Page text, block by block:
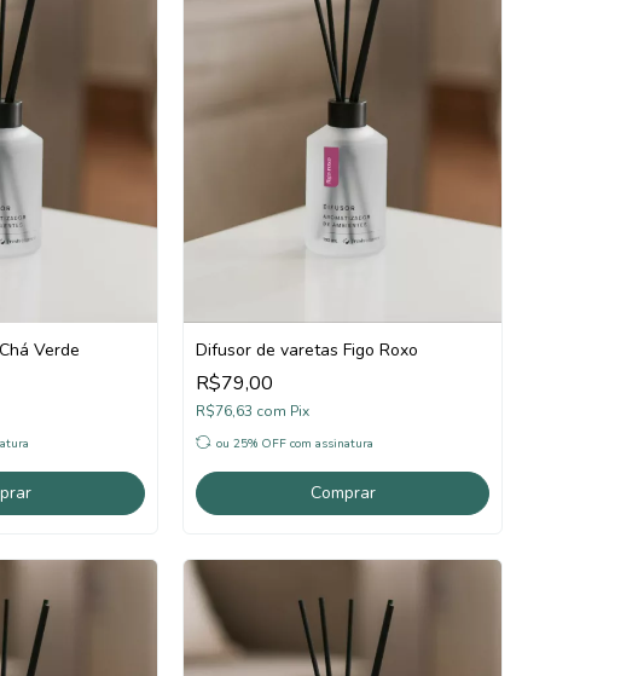
Verde Difusor de varetas Figo Roxo
R$79,00
R$76,63 com Pix
ou 25% OFFcom assinatura
Comprar